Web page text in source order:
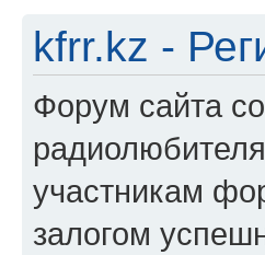
kfrr.kz -
Форум сайта
участникам
залогом